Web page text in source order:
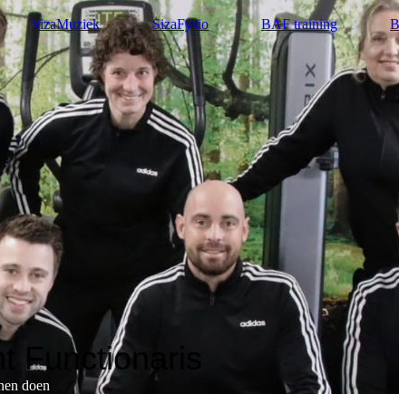
SizaMuziek SizaFysio BAF training
Functionaris
doen